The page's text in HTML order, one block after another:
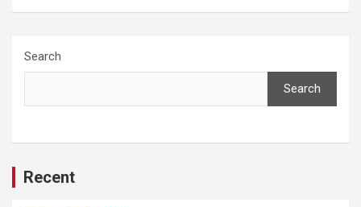
Search
Search
Recent